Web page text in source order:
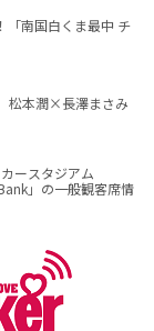
「南国白くま最中 チ
松本潤×長澤まさみ
ースタジアム
」の一般観客席情